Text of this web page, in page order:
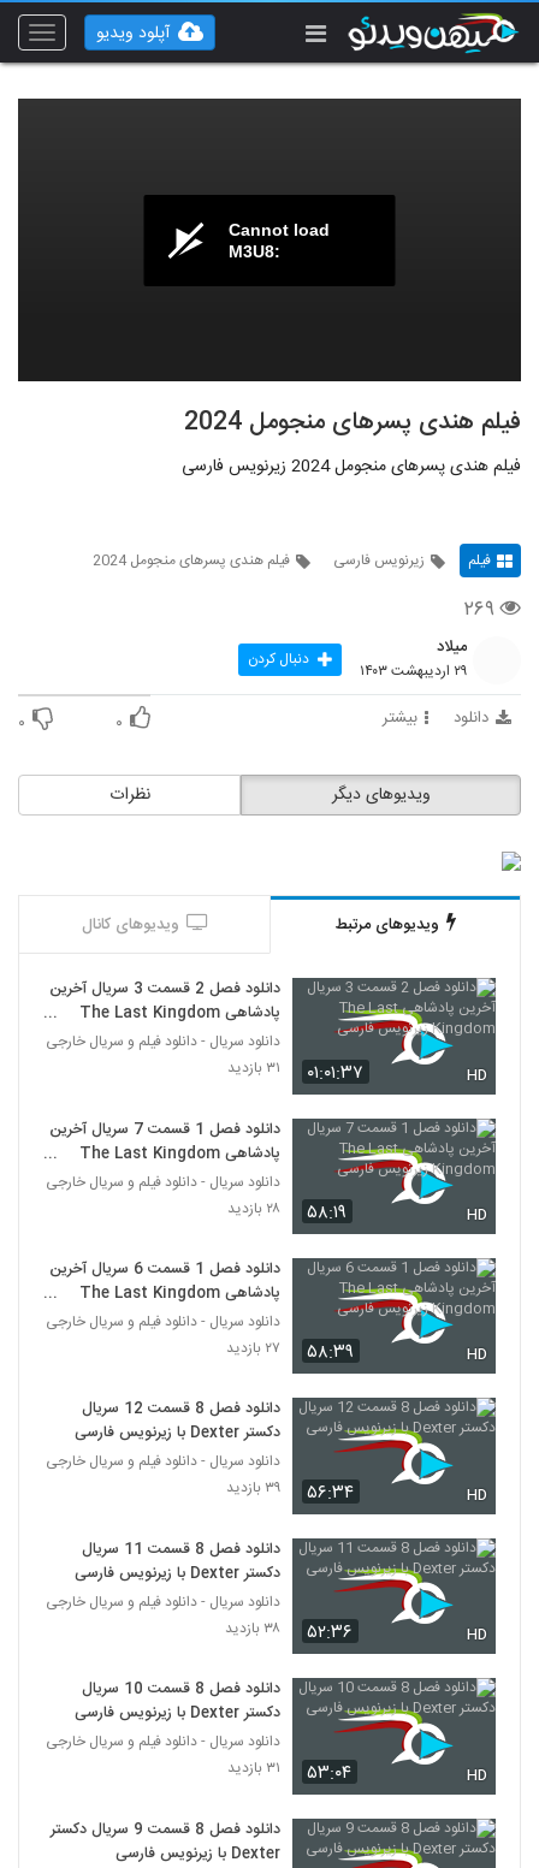
Toggle
آپلود ویدیو
Cannot load
M3U8:
فیلم هندی پسرهای منجومل 2024
فیلم هندی پسرهای منجومل 2024 زیرنویس فارسی
فیلم زیرنویس فارسی فیلم هندی پسرهای منجومل 2024
۲۶۹
میلاد
۲۹ اردیبهشت ۱۴۰۳ دنبال کردن
دانلود بیشتر ۰ ۰
نظرات ویدیوهای دیگر
ویدیوهای مرتبط ویدیوهای کانال
۰۱:۰۱:۳۷ HD
دانلود فصل 2 قسمت 3 سریال آخرین
پادشاهی The Last Kingdom
زیرنویس فارسی
دانلود سریال - دانلود فیلم و سریال خارجی
۳۱ بازدید
۵۸:۱۹ HD
دانلود فصل 1 قسمت 7 سریال آخرین
پادشاهی The Last Kingdom
زیرنویس فارسی
دانلود سریال - دانلود فیلم و سریال خارجی
۲۸ بازدید
۵۸:۳۹ HD
دانلود فصل 1 قسمت 6 سریال آخرین
پادشاهی The Last Kingdom
زیرنویس فارسی
دانلود سریال - دانلود فیلم و سریال خارجی
۲۷ بازدید
۵۶:۳۴ HD
دانلود فصل 8 قسمت 12 سریال
دکستر Dexter با زیرنویس فارسی
دانلود سریال - دانلود فیلم و سریال خارجی
۳۹ بازدید
۵۲:۳۶ HD
دانلود فصل 8 قسمت 11 سریال
دکستر Dexter با زیرنویس فارسی
دانلود سریال - دانلود فیلم و سریال خارجی
۳۸ بازدید
۵۳:۰۴ HD
دانلود فصل 8 قسمت 10 سریال
دکستر Dexter با زیرنویس فارسی
دانلود سریال - دانلود فیلم و سریال خارجی
۳۱ بازدید
دانلود فصل 8 قسمت 9 سریال دکستر
Dexter با زیرنویس فارسی